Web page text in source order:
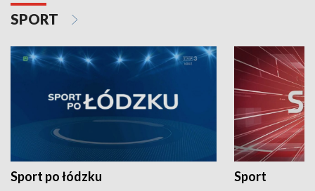
SPORT
Sport po łódzku Sport